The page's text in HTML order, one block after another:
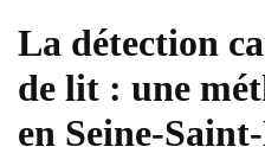
La détection
de lit : une
en Seine-